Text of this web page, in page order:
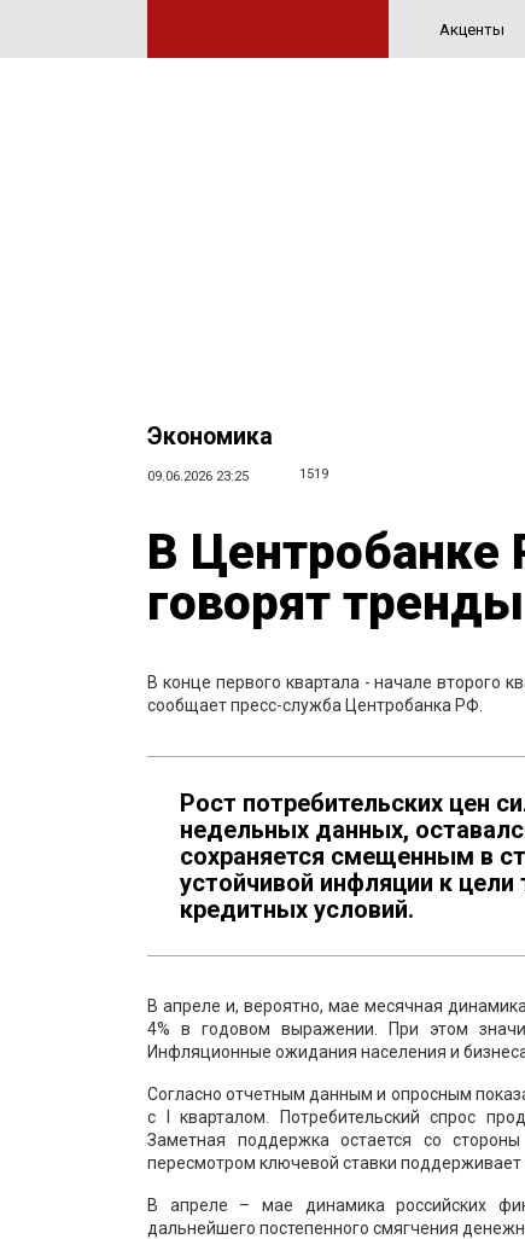
Акценты
Экономика
09.06.2026 23:25 1519
В Центробанке
говорят
В конце первого квартала - начале второго
сообщает пресс-служба Центробанка РФ.
Рост потребительских цен
недельных данных,
сохраняется смещенным в
устойчивой инфляции к
кредитных условий.
В апреле и, вероятно, мае месячная
4% в годовом выражении. При этом
Инфляционные ожидания населения и
Согласно отчетным данным и опросным
с I кварталом. Потребительский спрос
Заметная поддержка остается со
пересмотром ключевой ставки поддерживает
В апреле – мае динамика российских
дальнейшего постепенного смягчения